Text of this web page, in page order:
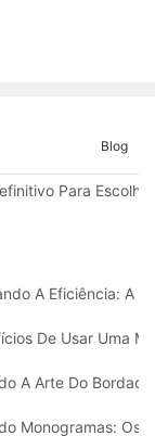
Blog
Para
A Melhor Máquina
A Eficiência: A
Opção
De Usar Uma
De Bordar Com
A Arte Do
Pequenas Para O
Monogramas: Os